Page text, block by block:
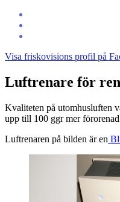
Facebook
på
profil
Google+
Visa friskovisions profil på
Luftrenare för
Kvaliteten på utomhusluften
upp till 100 ggr mer
Luftrenaren på bilden är en